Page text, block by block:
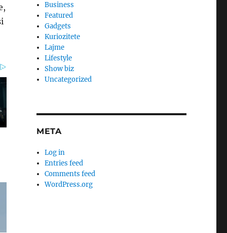
Business
Featured
Gadgets
Kuriozitete
Lajme
Lifestyle
Show biz
Uncategorized
META
Log in
Entries feed
Comments feed
WordPress.org